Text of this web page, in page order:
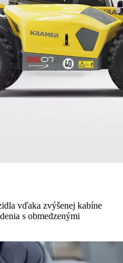
vďaka zvýšenej kabíne
s obmedzenými